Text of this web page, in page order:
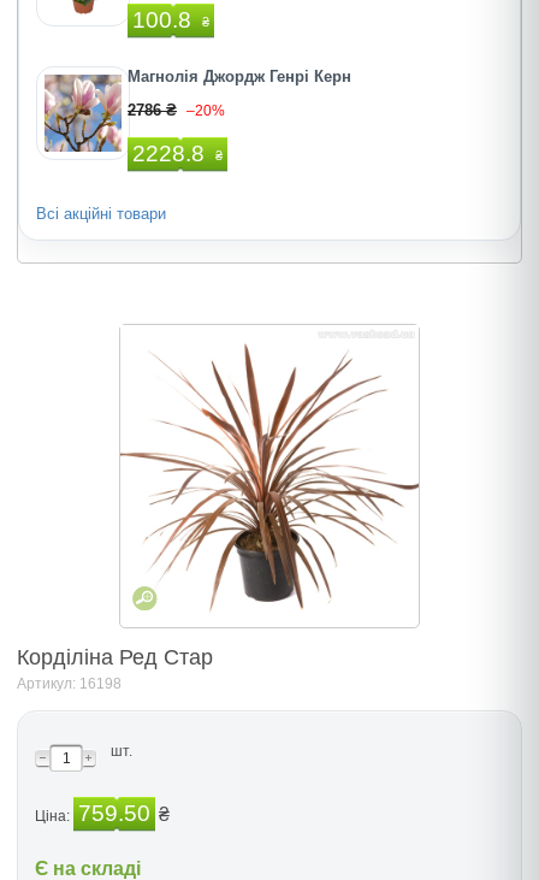
100.8 ₴
Магнолія Джордж Генрі Керн
2786 ₴ –20%
2228.8 ₴
Всі акційні товари
Корділіна Ред Стар
Артикул: 16198
шт.
Ціна: 759.50 ₴
Є на складі